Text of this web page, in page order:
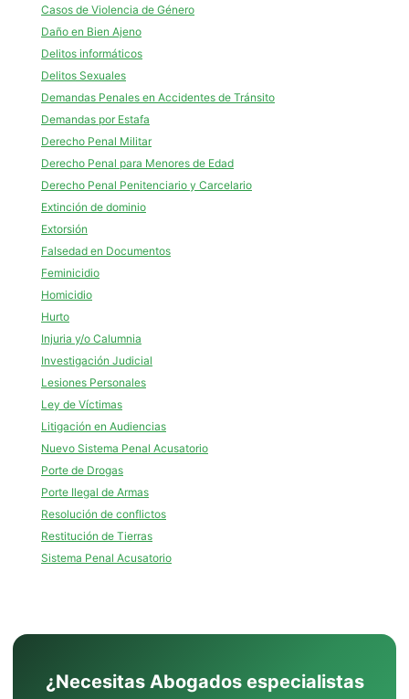
Casos de Violencia de Género
Daño en Bien Ajeno
Delitos informáticos
Delitos Sexuales
Demandas Penales en Accidentes de Tránsito
Demandas por Estafa
Derecho Penal Militar
Derecho Penal para Menores de Edad
Derecho Penal Penitenciario y Carcelario
Extinción de dominio
Extorsión
Falsedad en Documentos
Feminicidio
Homicidio
Hurto
Injuria y/o Calumnia
Investigación Judicial
Lesiones Personales
Ley de Víctimas
Litigación en Audiencias
Nuevo Sistema Penal Acusatorio
Porte de Drogas
Porte Ilegal de Armas
Resolución de conflictos
Restitución de Tierras
Sistema Penal Acusatorio
¿Necesitas Abogados especialistas